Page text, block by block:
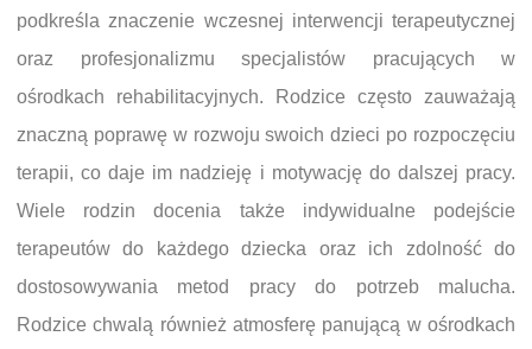
podkreśla znaczenie wczesnej interwencji terapeutycznej
oraz profesjonalizmu specjalistów pracujących w
ośrodkach rehabilitacyjnych. Rodzice często zauważają
znaczną poprawę w rozwoju swoich dzieci po rozpoczęciu
terapii, co daje im nadzieję i motywację do dalszej pracy.
Wiele rodzin docenia także indywidualne podejście
terapeutów do każdego dziecka oraz ich zdolność do
dostosowywania metod pracy do potrzeb malucha.
Rodzice chwalą również atmosferę panującą w ośrodkach